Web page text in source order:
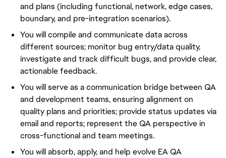
and plans (including functional, network, edge cases,
boundary, and pre-integration scenarios).
You will compile and communicate data across
different sources; monitor bug entry/data quality,
investigate and track difficult bugs, and provide clear,
actionable feedback.
You will serve as a communication bridge between QA
and development teams, ensuring alignment on
quality plans and priorities; provide status updates via
email and reports; represent the QA perspective in
cross-functional and team meetings.
You will absorb, apply, and help evolve EA QA